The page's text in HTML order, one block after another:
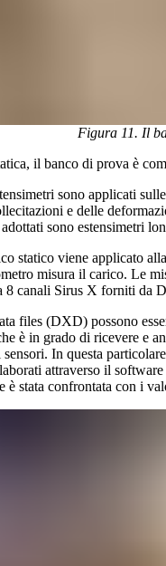
Figura 11. Il
il banco di prova è
sono applicati
e delle
adottati sono estensimetri
statico viene applicato
misura il carico. Le
8 canali Sirus X forniti da
files (DXD) possono
è in grado di ricevere e
In questa
attraverso il
è stata confrontata con i